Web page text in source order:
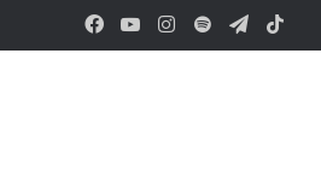
Facebook
YouTubeInstagram
SpotifyTelegram